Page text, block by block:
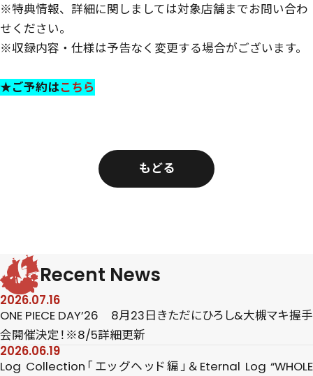
※特典情報、詳細に関しましては対象店舗までお問い合わ
せください。
※収録内容・仕様は予告なく変更する場合がございます。
★ご予約はこちら
もどる
Recent News
2026.07.16
ONE PIECE DAY’26 8月23日きただにひろし&大槻マキ握手
会開催決定！※8/5詳細更新
2026.06.19
Log Collection「エッグヘッド編」＆Eternal Log “WHOLE